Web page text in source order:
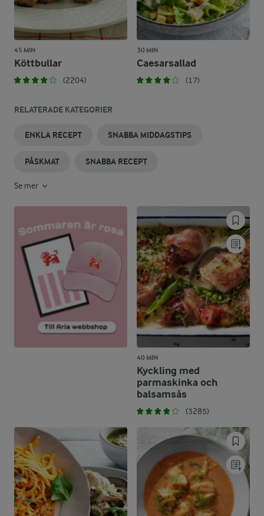
45 MIN
Köttbullar
(2204)
30 MIN
Caesarsallad
(17)
RELATERADE KATEGORIER
ENKLA RECEPT SNABBA MIDDAGSTIPS
PÅSKMAT SNABBA RECEPT
Se mer
40 MIN
Kyckling med
parmaskinka och
balsamsås
(3285)